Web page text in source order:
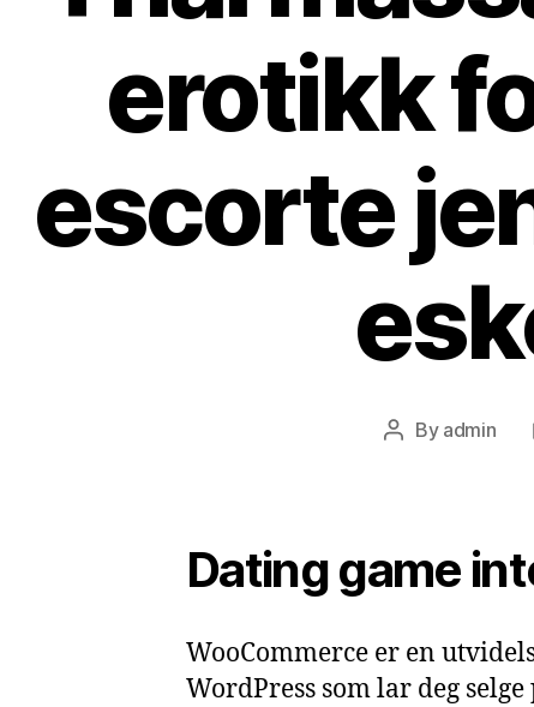
erotikk
escorte
Post
By admin
Dating game
WooCommerce er en
WordPress som lar deg